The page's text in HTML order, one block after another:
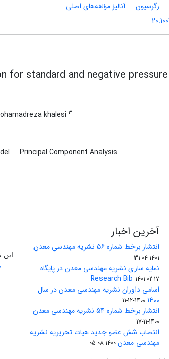
رگرسیون
آنالیز مؤلفه‌های اصلی
for standard and negative
khalesi 3
Principal Component Analysis
آخرین اخبار
انتشار برخط شماره 56 نشریه مهندسی معدن
1401-04-31
نمایه سازی نشریه مهندسی معدن در پایگاه
Research Bib 1401-02-17
اسامی داوران نشریه مهندسی معدن در سال
1400
1400-12-11
انتشار برخط شماره 54 نشریه مهندسی معدن
1400-11-17
انتصاب شش عضو جدید هیات تحریریه نشریه
مهندسی معدن 1400-08-05